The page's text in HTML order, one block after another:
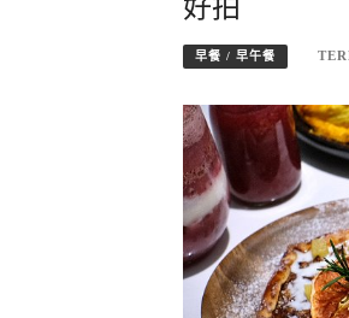
好拍
早餐 / 早午餐